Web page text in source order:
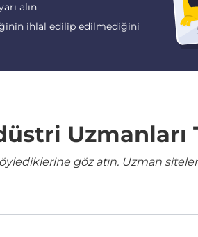
alın
ihlal edilip edilmediğini
Uzmanları
göz atın. Uzman